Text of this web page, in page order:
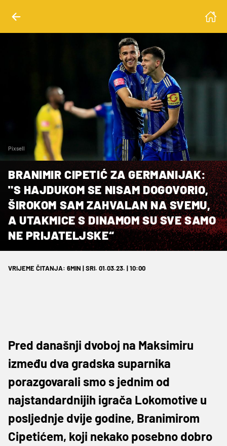
Pixsell
BRANIMIR CIPETIĆ ZA GERMANIJAK:
"S HAJDUKOM SE NISAM DOGOVORIO,
ŠIROKOM SAM ZAHVALAN NA SVEMU,
A UTAKMICE S DINAMOM SU SVE SAMO
NE PRIJATELJSKE“
VRIJEME ČITANJA: 6MIN | SRI. 01.03.23. | 10:00
Pred današnji dvoboj na Maksimiru
između dva gradska suparnika
porazgovarali smo s jednim od
najstandardnijih igrača Lokomotive u
posljednje dvije godine, Branimirom
Cipetićem, koji nekako posebno dobro